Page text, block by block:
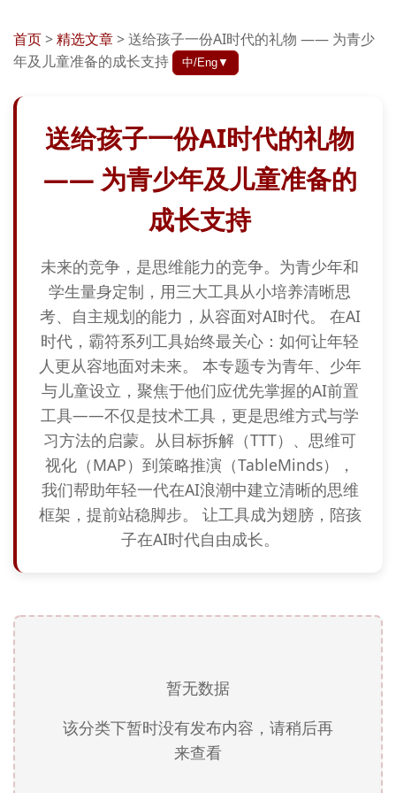
首页>精选文章>送给孩子一份AI时代的礼物 —— 为青少
年及儿童准备的成长支持
中/Eng▼
送给孩子一份AI时代的礼物
—— 为青少年及儿童准备的
成长支持
未来的竞争，是思维能力的竞争。为青少年和
学生量身定制，用三大工具从小培养清晰思
考、自主规划的能力，从容面对AI时代。 在AI
时代，霸符系列工具始终最关心：如何让年轻
人更从容地面对未来。 本专题专为青年、少年
与儿童设立，聚焦于他们应优先掌握的AI前置
工具——不仅是技术工具，更是思维方式与学
习方法的启蒙。从目标拆解（TTT）、思维可
视化（MAP）到策略推演（TableMinds），
我们帮助年轻一代在AI浪潮中建立清晰的思维
框架，提前站稳脚步。 让工具成为翅膀，陪孩
子在AI时代自由成长。
暂无数据
该分类下暂时没有发布内容，请稍后再
来查看